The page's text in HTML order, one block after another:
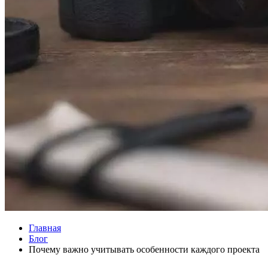
Главная
Блог
Почему важно учитывать особенности каждого проекта